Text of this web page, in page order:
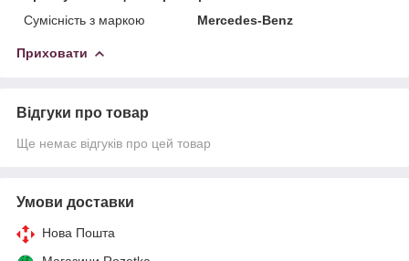
Сумісність з маркою
Mercedes-Benz
Приховати
Відгуки про товар
Ще немає відгуків про цей товар
Умови доставки
Нова Пошта